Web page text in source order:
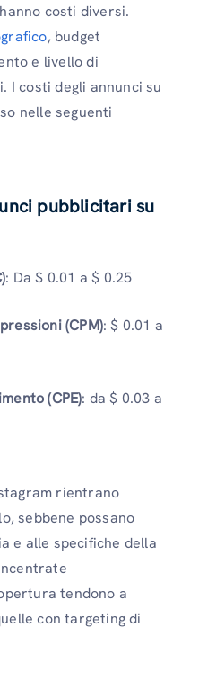
costi diversi.
, budget
e livello di
I costi degli annunci su
nelle seguenti
pubblicitari su
: Da $ 0.01 a $ 0.25
(CPM): $ 0.01 a
(CPE): da $ 0.03 a
rientrano
sebbene possano
e alle specifiche della
tendono a
con targeting di